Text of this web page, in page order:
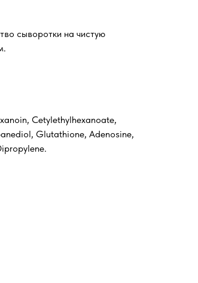
сыворотки на чистую
Cetylethylhexanoate,
Glutathione, Adenosine,